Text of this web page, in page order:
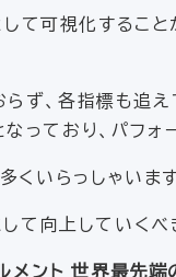
して可視化する
ず、各指標も追
っており、パフ
くいらっしゃいます
て向上していくべ
メント 世界最先端